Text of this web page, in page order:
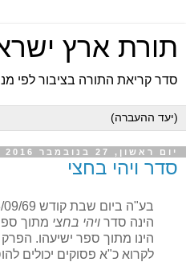
תורת ארץ
סדר קריאת התורה בציבור לפי
יום ראשון, 27 בנובמבר 2016
סדר ויהי בחצי
הינה סדר ויהי בחצי מתוך
הינו מתוך ספר ישיעהו.
לקרוא כ"א פסוקים יכולים